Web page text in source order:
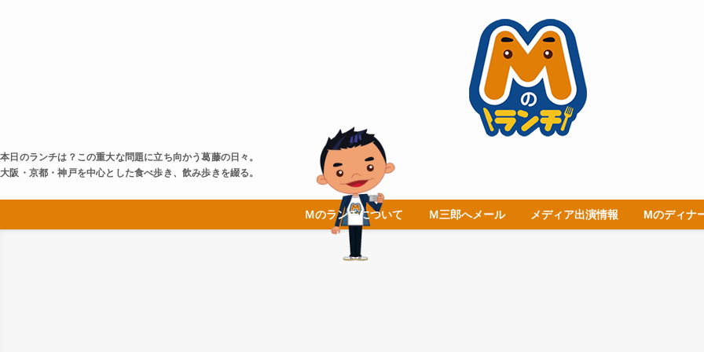
本日のランチは？この重大な問題に立ち向かう葛藤の日々。
大阪・京都・神戸を中心とした食べ歩き、飲み歩きを綴る。
Ｍのランチについて Ｍ三郎へメール メディア出演情報 Mのディナ